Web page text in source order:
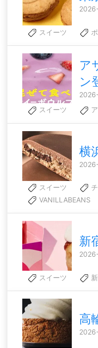
スイーツ
ア
ン
スイーツ
横
スイーツ
VANILLABEANS
新
スイーツ
高